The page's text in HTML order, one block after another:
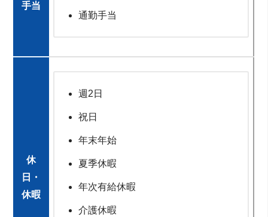
手当
通勤手当
休
日・
休暇
週2日
祝日
年末年始
夏季休暇
年次有給休暇
介護休暇